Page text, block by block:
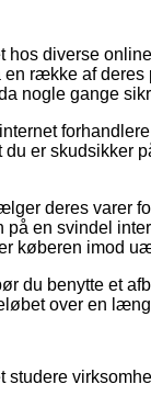
diverse
række af deres
nogle gange
er skudsikker
deres varer
en svindel
køberen imod
du benytte et
over en